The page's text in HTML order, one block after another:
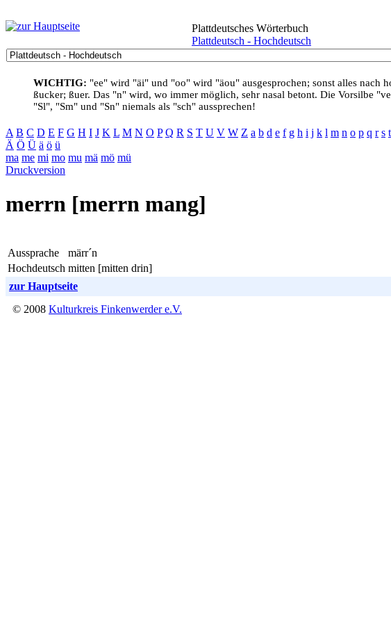
Plattdeutsches Wörterbuch
Plattdeutsch - Hochdeutsch
WICHTIG: "ee" wird "äi" und "oo" wird "äou" ausgesprochen; sonst alles nach
ßucker; ßuer. Das "n" wird, wo immer möglich, sehr nasal betont. Die Vorsilbe
"Sl", "Sm" und "Sn" niemals als "sch" aussprechen!
A B C D E F G H I J K L M N O P Q R S T U V W Z a b d e f g h i j k l m n o p q r s t
Ä Ö Ü ä ö ü
ma me mi mo mu mä mö mü
Druckversion
merrn [merrn mang]
Aussprache
märr´n
Hochdeutsch mitten [mitten drin]
zur Hauptseite
© 2008 Kulturkreis Finkenwerder e.V.